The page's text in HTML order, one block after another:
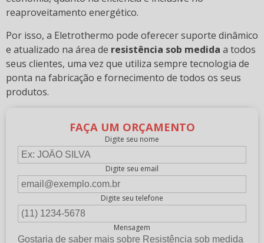
reaproveitamento energético.
Por isso, a Eletrothermo pode oferecer suporte dinâmico
e atualizado na área de resistência sob medida a todos
seus clientes, uma vez que utiliza sempre tecnologia de
ponta na fabricação e fornecimento de todos os seus
produtos.
FAÇA UM ORÇAMENTO
Digite seu nome
Digite seu email
Digite seu telefone
Mensagem